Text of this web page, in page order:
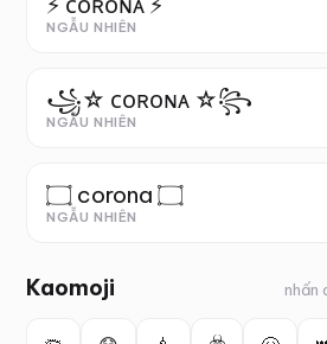
NGẪU NHIÊN
꧁☆ ᴄᴏʀᴏɴᴀ ☆꧂
NGẪU NHIÊN
۝ corona ۝
NGẪU NHIÊN
Kaomoji nhấn